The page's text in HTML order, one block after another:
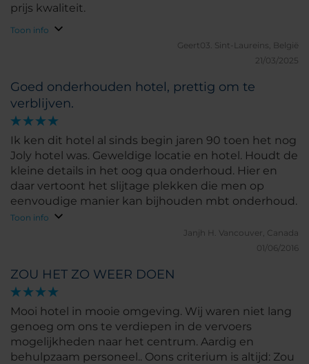
prijs kwaliteit.
Toon info
Geert03. Sint-Laureins, België
21/03/2025
Goed onderhouden hotel, prettig om te
verblijven.
Ik ken dit hotel al sinds begin jaren 90 toen het nog
Joly hotel was. Geweldige locatie en hotel. Houdt de
kleine details in het oog qua onderhoud. Hier en
daar vertoont het slijtage plekken die men op
eenvoudige manier kan bijhouden mbt onderhoud.
Toon info
Janjh H. Vancouver, Canada
01/06/2016
ZOU HET ZO WEER DOEN
Mooi hotel in mooie omgeving. Wij waren niet lang
genoeg om ons te verdiepen in de vervoers
mogelijkheden naar het centrum. Aardig en
behulpzaam personeel.. Oons criterium is altijd: Zou